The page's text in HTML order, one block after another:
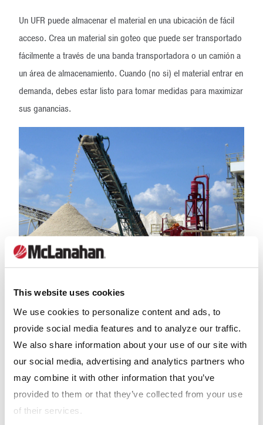
This website uses cookies
We use cookies to personalize content and ads, to
provide social media features and to analyze our traffic.
We also share information about your use of our site with
our social media, advertising and analytics partners who
may combine it with other information that you’ve
provided to them or that they’ve collected from your use
of their services.
Un UFR puede almacenar el material en una ubicación de fácil
acceso. Crea un material sin goteo que puede ser transportado
fácilmente a través de una banda transportadora o un camión a
un área de almacenamiento. Cuando (no si) el material entrar en
demanda, debes estar listo para tomar medidas para maximizar
sus ganancias.
Otras formas de aumentar
la rentabilidad con un UFR
¿Hay otras formas? Simplemente enviar material de vuelta al
proceso puede crear un tipo diferente de dolor de cabeza. Las
cargas de recirculación tienden a disminuir el rendimiento